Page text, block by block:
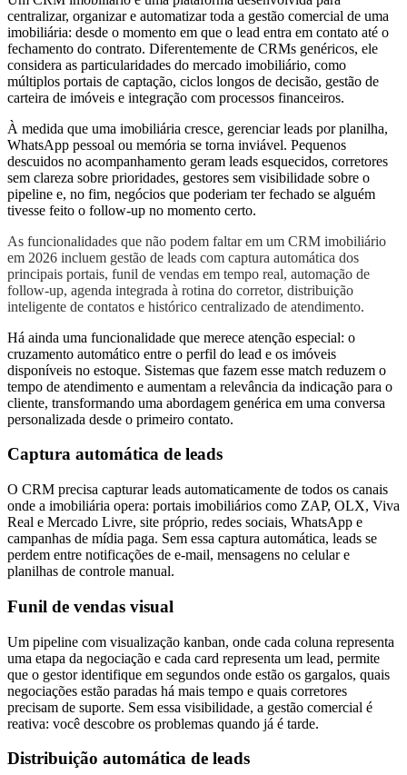
centralizar, organizar e automatizar toda a gestão comercial de uma
imobiliária: desde o momento em que o lead entra em contato até o
fechamento do contrato. Diferentemente de CRMs genéricos, ele
considera as particularidades do mercado imobiliário, como
múltiplos portais de captação, ciclos longos de decisão, gestão de
carteira de imóveis e integração com processos financeiros.
À medida que uma imobiliária cresce, gerenciar leads por planilha,
WhatsApp pessoal ou memória se torna inviável. Pequenos
descuidos no acompanhamento geram leads esquecidos, corretores
sem clareza sobre prioridades, gestores sem visibilidade sobre o
pipeline e, no fim, negócios que poderiam ter fechado se alguém
tivesse feito o follow-up no momento certo.
As funcionalidades que não podem faltar em um CRM imobiliário
em 2026 incluem gestão de leads com captura automática dos
principais portais, funil de vendas em tempo real, automação de
follow-up, agenda integrada à rotina do corretor, distribuição
inteligente de contatos e histórico centralizado de atendimento.
Há ainda uma funcionalidade que merece atenção especial: o
cruzamento automático entre o perfil do lead e os imóveis
disponíveis no estoque. Sistemas que fazem esse match reduzem o
tempo de atendimento e aumentam a relevância da indicação para o
cliente, transformando uma abordagem genérica em uma conversa
personalizada desde o primeiro contato.
Captura automática de leads
O CRM precisa capturar leads automaticamente de todos os canais
onde a imobiliária opera: portais imobiliários como ZAP, OLX, Viva
Real e Mercado Livre, site próprio, redes sociais, WhatsApp e
campanhas de mídia paga. Sem essa captura automática, leads se
perdem entre notificações de e-mail, mensagens no celular e
planilhas de controle manual.
Funil de vendas visual
Um pipeline com visualização kanban, onde cada coluna representa
uma etapa da negociação e cada card representa um lead, permite
que o gestor identifique em segundos onde estão os gargalos, quais
negociações estão paradas há mais tempo e quais corretores
precisam de suporte. Sem essa visibilidade, a gestão comercial é
reativa: você descobre os problemas quando já é tarde.
Distribuição automática de leads